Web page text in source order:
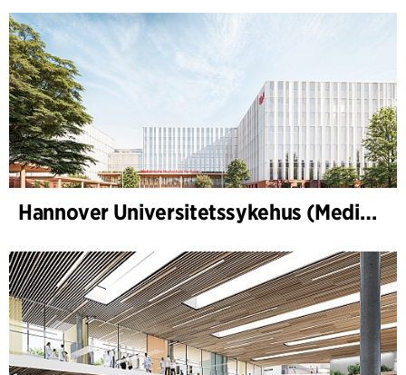
Hannover Universitetssykehus (Medizinische Hochschule Hannover, MHH)